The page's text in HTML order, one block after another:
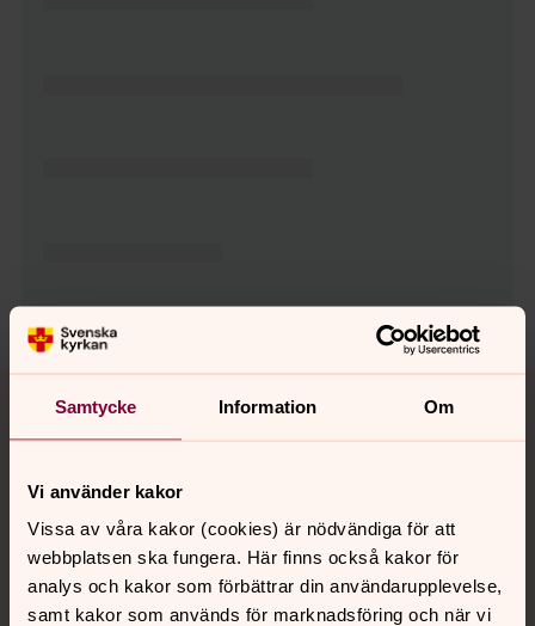
Samtycke Information Om
Vi använder kakor
Vissa av våra kakor (cookies) är nödvändiga för att
webbplatsen ska fungera. Här finns också kakor för
analys och kakor som förbättrar din användarupplevelse,
samt kakor som används för marknadsföring och när vi
Tillbaka till toppen
Tillbaka till innehållet
Kontakt
Kalender